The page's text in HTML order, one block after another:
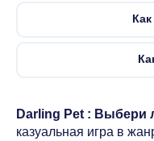
Darling Pet : Выбери
казуальная игра в